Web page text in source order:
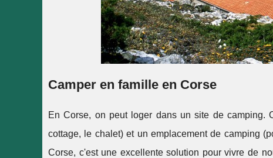
Camper en famille en Corse
En Corse, on peut loger dans un site de camping.
cottage, le chalet) et un emplacement de camping
Corse, c'est une excellente solution pour vivre de